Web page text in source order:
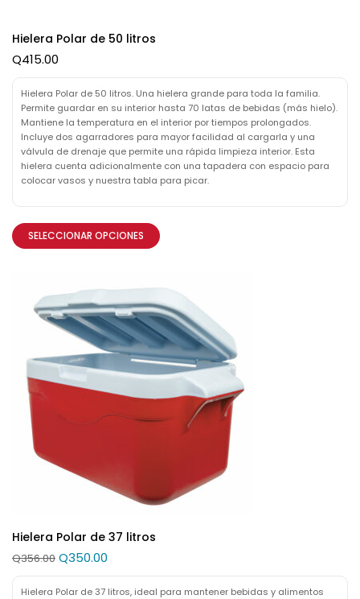
Hielera Polar de 50 litros
Q415.00
Hielera Polar de 50 litros. Una hielera grande para toda la familia.
Permite guardar en su interior hasta 70 latas de bebidas (más hielo).
Mantiene la temperatura en el interior por tiempos prolongados.
Incluye dos agarradores para mayor facilidad al cargarla y una
válvula de drenaje que permite una rápida limpieza interior. Esta
hielera cuenta adicionalmente con una tapadera con espacio para
colocar vasos y nuestra tabla para picar.
SELECCIONAR OPCIONES
Hielera Polar de 37 litros
Q356.00 Q350.00
Hielera Polar de 37 litros, ideal para mantener bebidas y alimentos